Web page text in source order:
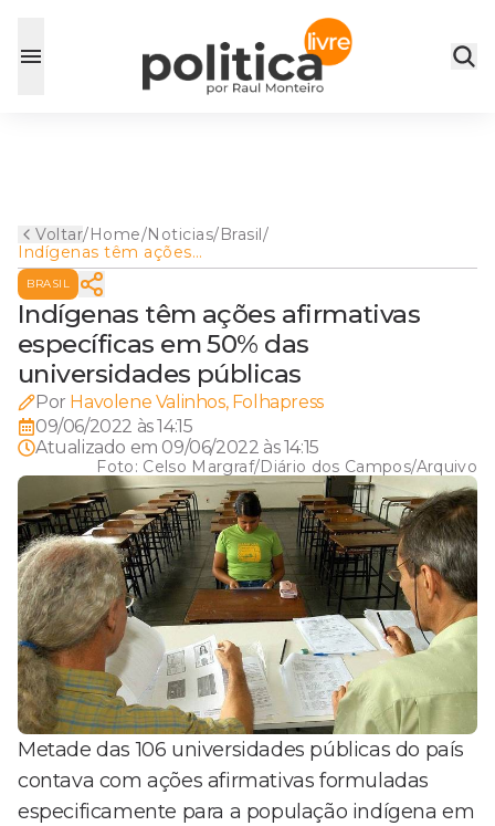
Voltar/Home/Noticias/Brasil/
Indígenas têm ações
afirmativas específicas em
50% das universidades
públicas
BRASIL
Indígenas têm ações afirmativas
específicas em 50% das
universidades públicas
Por Havolene Valinhos, Folhapress
09/06/2022 às 14:15
Atualizado em 09/06/2022 às 14:15
Foto: Celso Margraf/Diário dos Campos/Arquivo
Metade das 106 universidades públicas do país
contava com ações afirmativas formuladas
especificamente para a população indígena em